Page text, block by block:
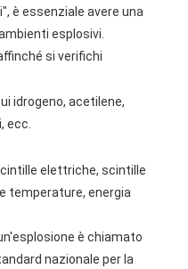
è essenziale avere una
esplosivi.
si verifichi
idrogeno, acetilene,
ecc.
elettriche, scintille
temperature, energia
è chiamato
nazionale per la